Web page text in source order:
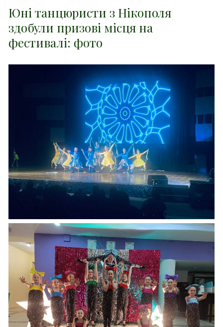
Юні танцюристи з Нікополя
здобули призові місця на
фестивалі: фото